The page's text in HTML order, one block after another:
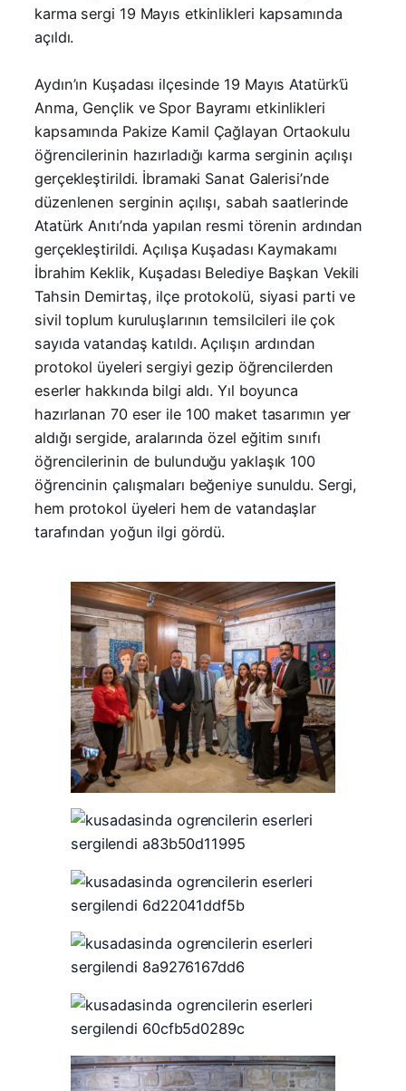
karma sergi 19 Mayıs etkinlikleri kapsamında
açıldı.
Aydın’ın Kuşadası ilçesinde 19 Mayıs Atatürk’ü
Anma, Gençlik ve Spor Bayramı etkinlikleri
kapsamında Pakize Kamil Çağlayan Ortaokulu
öğrencilerinin hazırladığı karma serginin açılışı
gerçekleştirildi. İbramaki Sanat Galerisi’nde
düzenlenen serginin açılışı, sabah saatlerinde
Atatürk Anıtı’nda yapılan resmi törenin ardından
gerçekleştirildi. Açılışa Kuşadası Kaymakamı
İbrahim Keklik, Kuşadası Belediye Başkan Vekili
Tahsin Demirtaş, ilçe protokolü, siyasi parti ve
sivil toplum kuruluşlarının temsilcileri ile çok
sayıda vatandaş katıldı. Açılışın ardından
protokol üyeleri sergiyi gezip öğrencilerden
eserler hakkında bilgi aldı. Yıl boyunca
hazırlanan 70 eser ile 100 maket tasarımın yer
aldığı sergide, aralarında özel eğitim sınıfı
öğrencilerinin de bulunduğu yaklaşık 100
öğrencinin çalışmaları beğeniye sunuldu. Sergi,
hem protokol üyeleri hem de vatandaşlar
tarafından yoğun ilgi gördü.